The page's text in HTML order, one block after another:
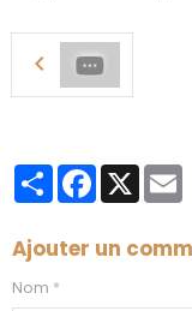
PartagerFacebook
X
Ajouter un
Nom